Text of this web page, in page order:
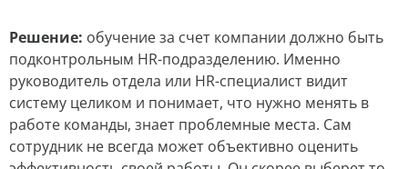
Решение: обучение за счет компании должно быть
подконтрольным HR-подразделению. Именно
руководитель отдела или HR-специалист видит
систему целиком и понимает, что нужно менять в
работе команды, знает проблемные места. Сам
сотрудник не всегда может объективно оценить